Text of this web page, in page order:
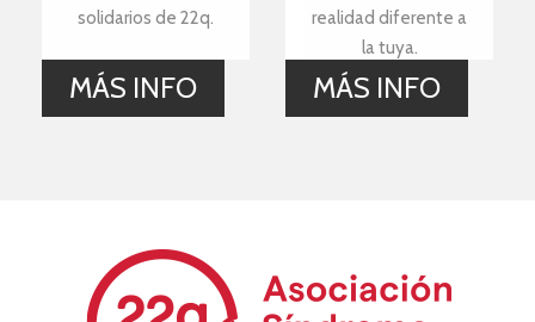
solidarios de 22q.
MÁS INFO
realidad diferente a
la tuya.
MÁS INFO